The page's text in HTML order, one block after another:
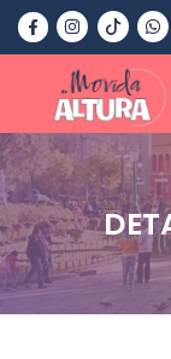
Saltar
contenido